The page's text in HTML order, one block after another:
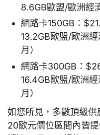
8.6GB歐盟/歐洲經
網路卡150GB：
13.2GB歐盟/歐洲
月）
網路卡300GB：
16.4GB歐盟/歐洲
月）
如您所見，多數頂級
20歐元價位區間內皆